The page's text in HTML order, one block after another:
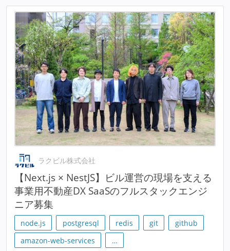
ラクビル株式会社
【Next.js × NestJS】ビル運営の現場を支える
事業用不動産DX SaaSのフルスタックエンジ
ニア募集
node.js postgresql redis git
github
amazon-web-services
…